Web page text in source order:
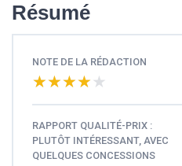
Résumé
NOTE DE LA RÉDACTION
★★★★★
★★★★★
RAPPORT QUALITÉ-PRIX :
PLUTÔT INTÉRESSANT, AVEC
QUELQUES CONCESSIONS